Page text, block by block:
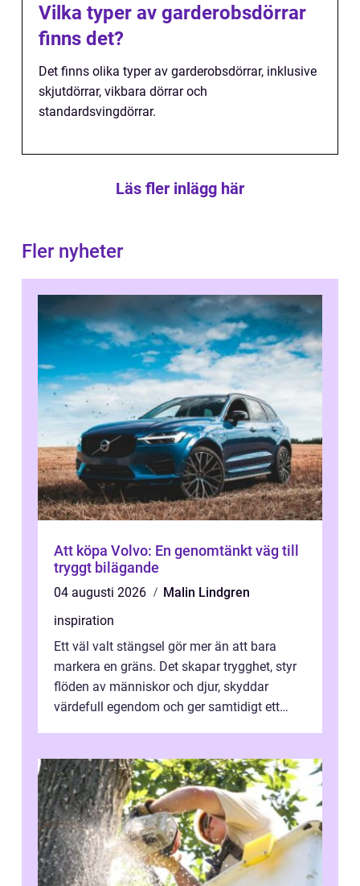
Vilka typer av garderobsdörrar
finns det?
Det finns olika typer av garderobsdörrar, inklusive
skjutdörrar, vikbara dörrar och
standardsvingdörrar.
Läs fler inlägg här
Fler nyheter
Att köpa Volvo: En genomtänkt väg till
tryggt bilägande
04 augusti 2026
Malin Lindgren
inspiration
Ett väl valt stängsel gör mer än att bara
markera en gräns. Det skapar trygghet, styr
flöden av människor och djur, skyddar
värdefull egendom och ger samtidigt ett